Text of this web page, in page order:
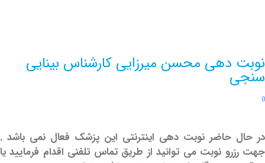
محسن میرزایی کارشناس بینایی
حاضر نوبت دهی اینترنتی این پزشک فعال نمی باشد .
نوبت می توانید از طریق تماس تلفنی اقدام فرمایید یا